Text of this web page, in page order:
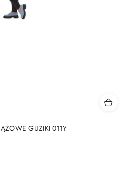
GUZIKI 011Y